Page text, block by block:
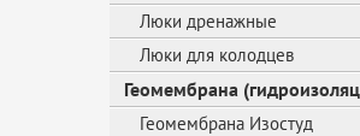
Люки дренажные
Люки для колодцев
Геомембрана
Геомембрана Изостуд